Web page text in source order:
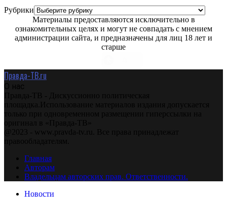
Рубрики
Материалы предоставляются исключительно в
ознакомительных целях и могут не совпадать с мнением
администрации сайта, и предназначены для лиц 18 лет и
старше
Правда-ТВ.ru
О нас
Правда-ТВ - Дискуссионно политическая
площадка.Использование материалов издания допускается
только при одновременном размещении гиперссылки на
оригинал в «Правда-ТВ»
@2023 - www.pravda-tv.ru. Все права принадлежат
правообладателям.
Главная
Авторам
Владельцам авторских прав. Ответственности.
Новости